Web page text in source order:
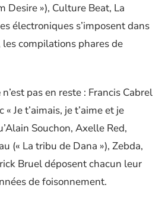
Desire »), Culture Beat, La
électroniques s’imposent dans
compilations phares de
n’est pas en reste : Francis Cabrel
Je t’aimais, je t’aime et je
Souchon, Axelle Red,
(« La tribu de Dana »), Zebda,
Bruel déposent chacun leur
de foisonnement.